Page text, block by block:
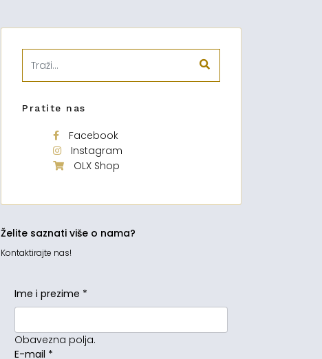
Pratite nas
Facebook
Instagram
OLX Shop
Želite saznati više o nama?
Kontaktirajte nas!
Ime i prezime *
Obavezna polja.
E-mail *